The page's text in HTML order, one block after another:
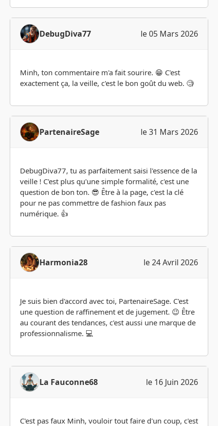
DebugDiva77 le 05 Mars 2026
Minh, ton commentaire m'a fait sourire. 😁 C'est
exactement ça, la veille, c'est le bon goût du web. 🧐
PartenaireSage le 31 Mars 2026
DebugDiva77, tu as parfaitement saisi l'essence de la
veille ! C'est plus qu'une simple formalité, c'est une
question de bon ton. 😎 Être à la page, c'est la clé
pour ne pas commettre de fashion faux pas
numérique. 👍
Harmonia28 le 24 Avril 2026
Je suis bien d'accord avec toi, PartenaireSage. C'est
une question de raffinement et de jugement. 😉 Être
au courant des tendances, c'est aussi une marque de
professionnalisme. 💻
La Fauconne68 le 16 Juin 2026
C'est pas faux Minh, vouloir tout faire d'un coup, c'est